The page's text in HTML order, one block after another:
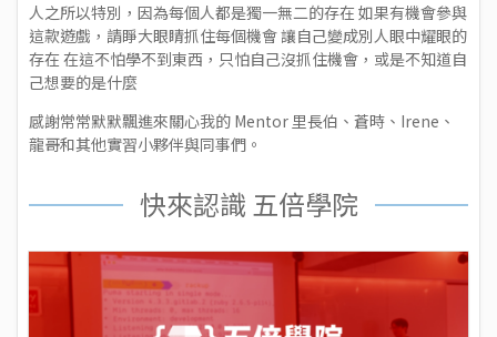
人之所以特別，因為每個人都是獨一無二的存在 如果有機會參與
這款遊戲，請睜大眼睛抓住每個機會 讓自己變成別人眼中耀眼的
存在 在這不怕學不到東西，只怕自己沒抓住機會，或是不知道自
己想要的是什麼
感謝常常默默飄進來關心我的 Mentor 里長伯、蒼時、Irene、
龍哥和其他實習小夥伴與同事們。
快來認識 五倍學院